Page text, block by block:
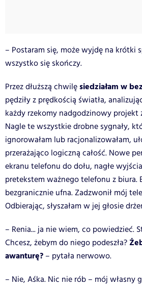
– Postaram się, może wyjdę na krótki
wszystko się skończy.
Przez dłuższą chwilęsiedziałam w
pędziły z prędkością światła,
każdy rzekomy nadgodzinowy projekt
Nagle te wszystkie drobne sygnały,
ignorowałam lub racjonalizowałam,
przerażająco logiczną całość. Nowe
ekranu telefonu do dołu, nagłe
pretekstem ważnego telefonu z biura.
bezgranicznie ufna. Zadzwonił mój
Odbierając, słyszałam w jej głosie
– Renia... ja nie wiem, co powiedzieć.
Chcesz, żebym do niego podeszła?
awanturę? – pytała nerwowo.
– Nie, Aśka. Nic nie rób – mój własny